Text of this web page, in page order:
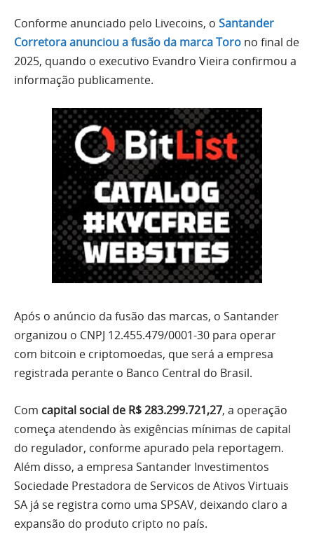
Conforme anunciado pelo Livecoins, o Santander
Corretora anunciou a fusão da marca Toro no final de
2025, quando o executivo Evandro Vieira confirmou a
informação publicamente.
Após o anúncio da fusão das marcas, o Santander
organizou o CNPJ 12.455.479/0001-30 para operar
com bitcoin e criptomoedas, que será a empresa
registrada perante o Banco Central do Brasil.
Com capital social de R$ 283.299.721,27, a operação
começa atendendo às exigências mínimas de capital
do regulador, conforme apurado pela reportagem.
Além disso, a empresa Santander Investimentos
Sociedade Prestadora de Servicos de Ativos Virtuais
SA já se registra como uma SPSAV, deixando claro a
expansão do produto cripto no país.